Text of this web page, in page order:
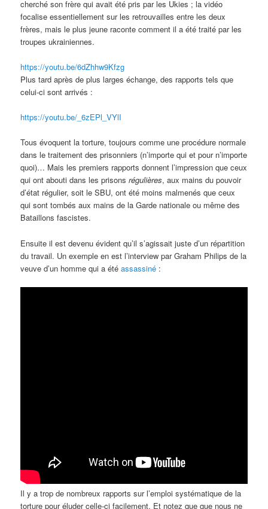
cherché son frère qui avait été pris par les Ukies ; la vidéo
focalise essentiellement sur les retrouvailles entre les deux
frères, mais le plus jeune raconte comment il a été traité par les
troupes ukrainiennes.
https://youtu.be/6dZhhw9Kfzg
Plus tard après de plus larges échange, des rapports tels que
celui-ci sont arrivés :
https://youtu.be/_6zEPl_VYlI
Tous évoquent la torture, toujours comme une procédure normale
dans le traitement des prisonniers (n’importe qui et pour n’importe
quoi)… Mais les premiers rapports donnent l’impression que ceux
qui ont abouti dans les prisonsrégulières, aux mains du pouvoir
d’état régulier, soit le SBU, ont été moins malmenés que ceux
qui sont tombés aux mains de la Garde nationale ou même des
Bataillons fascistes.
Ensuite il est devenu évident qu’il s’agissait juste d’un répartition
du travail. Un exemple en est l’interview par Graham Philips de la
veuve d’un homme qui a été assassiné :
Il y a trop de nombreux rapports sur l’emploi systématique de la
torture pour éluder celle-ci facilement. Et notez que que nous ne